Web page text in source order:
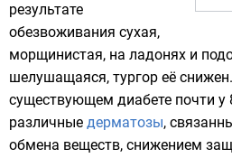
результате
обезвоживания сухая,
морщинистая, на ладонях и
шелушащаяся, тургор её
существующем диабете почти
различные дерматозы,
обмена веществ, снижением